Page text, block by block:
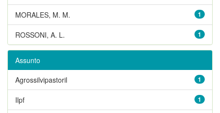
1
MORALES, M. M.
1
ROSSONI, A. L.
Assunto
1
Agrossilvipastoril
1
Ilpf